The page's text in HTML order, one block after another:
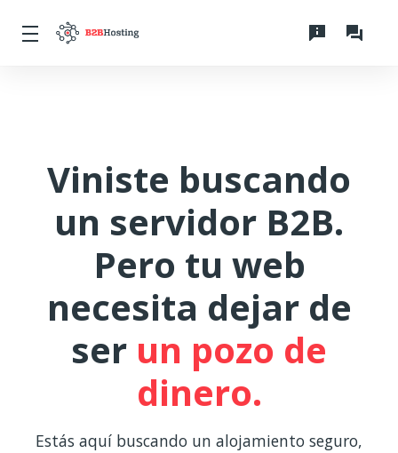
Viniste buscando
un servidor B2B.
Pero tu web
necesita dejar de
ser un pozo de
dinero.
Estás aquí buscando un alojamiento seguro,